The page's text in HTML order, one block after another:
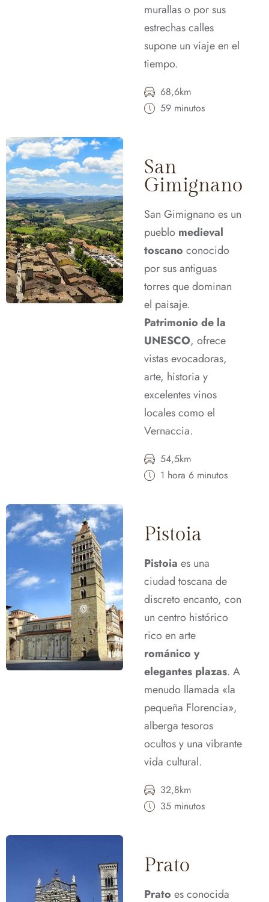
murallas o por sus
estrechas calles
supone un viaje en el
tiempo.
68,6km
59 minutos
San
Gimignano
San Gimignano es un
pueblo medieval
toscano conocido
por sus antiguas
torres que dominan
el paisaje.
Patrimonio de la
UNESCO, ofrece
vistas evocadoras,
arte, historia y
excelentes vinos
locales como el
Vernaccia.
54,5km
1 hora 6 minutos
Pistoia
Pistoia es una
ciudad toscana de
discreto encanto, con
un centro histórico
rico en arte
románico y
elegantes plazas. A
menudo llamada «la
pequeña Florencia»,
alberga tesoros
ocultos y una vibrante
vida cultural.
32,8km
35 minutos
Prato
Prato es conocida